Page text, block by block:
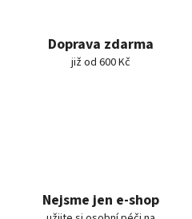
Doprava zdarma
již od 600 Kč
Nejsme jen e-shop